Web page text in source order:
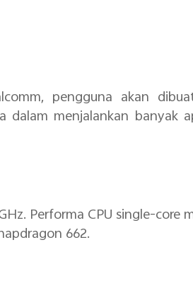
pengguna akan
menjalankan banyak
Performa CPU single-core
662.